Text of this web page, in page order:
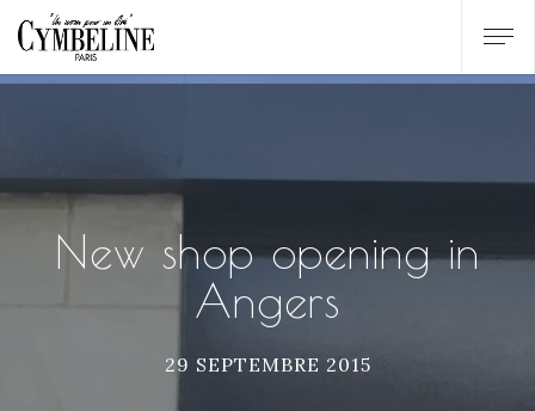
New shop opening in
Angers
29 SEPTEMBRE 2015